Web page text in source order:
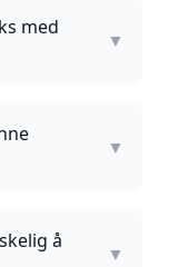
med
▼
▼
å
▼